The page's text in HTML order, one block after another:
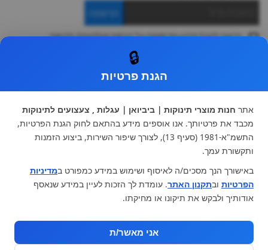
הרשמה
ברצוני לקבל מידע ופרסומות על הנחות וקולקציות חדשות
עגלות וטיולונים
כיסא בטיחות ואביזרים
ריהוט לתינוקות
מצעים למיטת תינוק וטקסטיל
צעצועי ילדים
על גלגלים
הנקה והאכלה
מוצרי אמבטיה
מוזמנים לבקר אותנו:
🔒
הגנת פרטיות
אתר חנות מוצרי תינוקות | ביביואן | עגלות , צעצועים לתינוקות
מכבד את פרטיותך. אנו אוספים מידע בהתאם לחוק הגנת הפרטיות,
התשמ"א-1981 (סעיף 13), לצורך שיפור השירות, ביצוע הזמנות
ותקשורת עמך.
באישורך הנך מסכים/ה לאיסוף ושימוש במידע כמפורט במדיניות
הפרטיות ובתקנון האתר. עומדת לך הזכות לעיין במידע שנאסף
אודותיך ולבקש את תיקונו או מחיקתו.
אני מאשר/ת